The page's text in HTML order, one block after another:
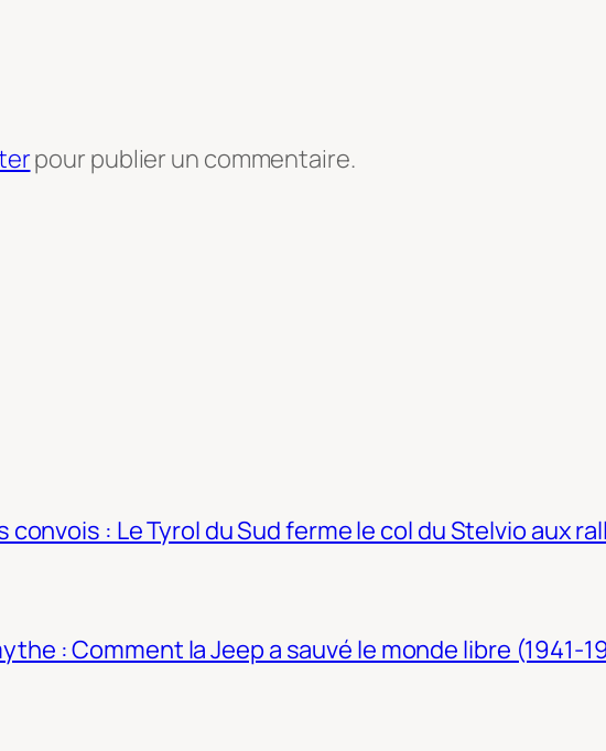
pour publier un commentaire.
convois : Le Tyrol du Sud ferme le col du Stelvio aux
: Comment la Jeep a sauvé le monde libre (1941-